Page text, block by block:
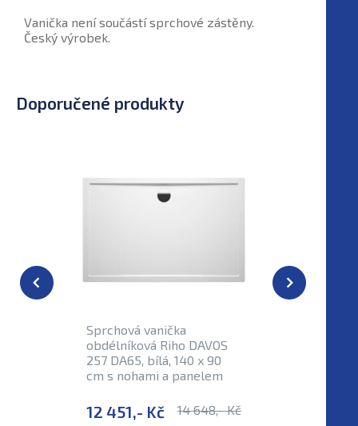
Vanička není součástí sprchové zástěny.
Český výrobek.
Doporučené produkty
Sprchová vanička
obdélníková Riho DAVOS
257 DA65, bílá, 140 x 90
cm s nohami a panelem
12 451,- Kč 14 648,- Kč
Již se